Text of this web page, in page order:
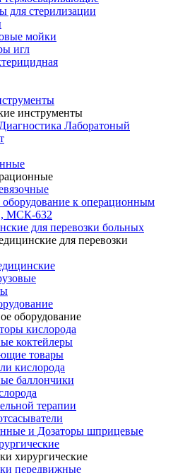
для стерилизации
мойки
игл
инструменты
Лаборатоный
к операционным
МСК-632
для перевозки больных
для перевозки
оборудование
кислорода
коктейлеры
товары
кислорода
баллончики
терапии
и Дозаторы шприцевые
хирургические
передвижные